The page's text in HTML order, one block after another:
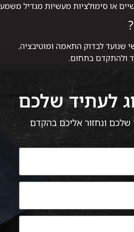
או סימולציות מעשיות מגדיל
שנועד לבדוק התאמה ומוטיבציה.
ולהתקדם בתחום.
לעתיד שלכם
שלכם ונחזור אליכם בהקדם